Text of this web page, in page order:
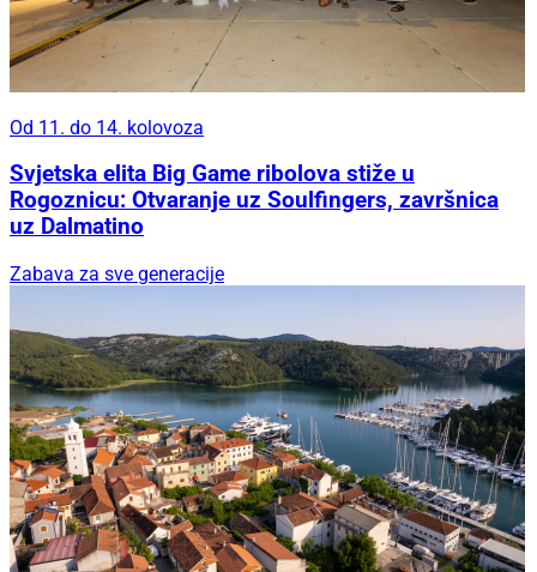
Od 11. do 14. kolovoza
Svjetska elita Big Game ribolova stiže u
Rogoznicu: Otvaranje uz Soulfingers, završnica
uz Dalmatino
Zabava za sve generacije